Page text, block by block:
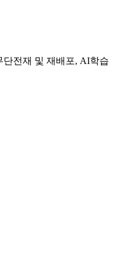
전재 및 재배포, AI학습